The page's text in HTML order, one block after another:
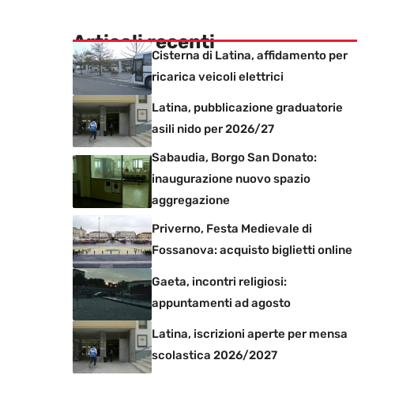
Articoli recenti
Cisterna di Latina, affidamento per
ricarica veicoli elettrici
Latina, pubblicazione graduatorie
asili nido per 2026/27
Sabaudia, Borgo San Donato:
inaugurazione nuovo spazio
aggregazione
Priverno, Festa Medievale di
Fossanova: acquisto biglietti online
Gaeta, incontri religiosi:
appuntamenti ad agosto
Latina, iscrizioni aperte per mensa
scolastica 2026/2027